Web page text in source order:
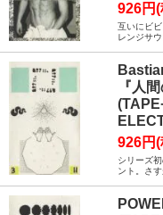
926円
互いにビ
レンジサウ
『人
926円
シリーズ
ント。さ